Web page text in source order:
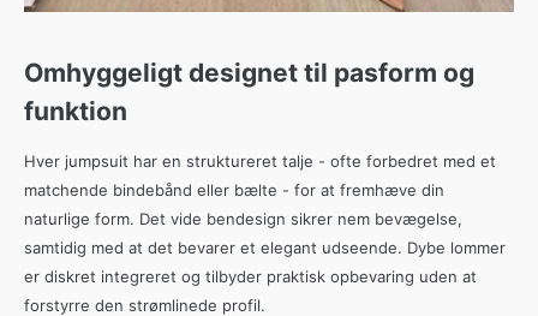
Omhyggeligt designet til pasform og
funktion
Hver jumpsuit har en struktureret talje - ofte forbedret med et
matchende bindebånd eller bælte - for at fremhæve din
naturlige form. Det vide bendesign sikrer nem bevægelse,
samtidig med at det bevarer et elegant udseende. Dybe lommer
er diskret integreret og tilbyder praktisk opbevaring uden at
forstyrre den strømlinede profil.